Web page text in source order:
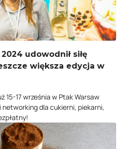
udowodnił siłę
większa edycja w
15-17 września w Ptak Warsaw
networking dla cukierni, piekarni,